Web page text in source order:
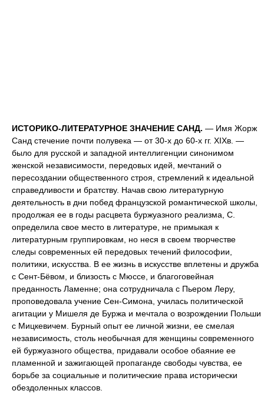
ИСТОРИКО-ЛИТЕРАТУРНОЕ ЗНАЧЕНИЕ САНД. — Имя Жорж
Санд стечение почти полувека — от 30-х до 60-х гг. XIXв. —
было для русской и западной интеллигенции синонимом
женской независимости, передовых идей, мечтаний о
пересоздании общественного строя, стремлений к идеальной
справедливости и братству. Начав свою литературную
деятельность в дни побед французской романтической школы,
продолжая ее в годы расцвета буржуазного реализма, С.
определила свое место в литературе, не примыкая к
литературным группировкам, но неся в своем творчестве
следы современных ей передовых течений философии,
политики, искусства. В ее жизнь в искусстве вплетены и дружба
с Сент-Бёвом, и близость с Мюссе, и благоговейная
преданность Ламенне; она сотрудничала с Пьером Леру,
проповедовала учение Сен-Симона, училась политической
агитации у Мишеля де Буржа и мечтала о возрождении Польши
с Мицкевичем. Бурный опыт ее личной жизни, ее смелая
независимость, столь необычная для женщины современного
ей буржуазного общества, придавали особое обаяние ее
пламенной и зажигающей пропаганде свободы чувства, ее
борьбе за социальные и политические права исторически
обездоленных классов.